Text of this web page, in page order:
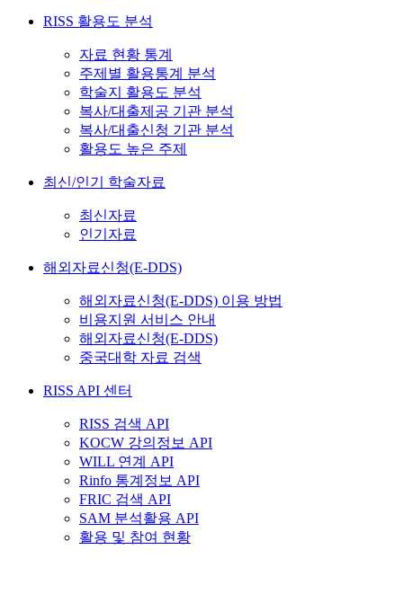
RISS 활용도 분석
자료 현황 통계
주제별 활용통계 분석
학술지 활용도 분석
복사/대출제공 기관 분석
복사/대출신청 기관 분석
활용도 높은 주제
최신/인기 학술자료
최신자료
인기자료
해외자료신청(E-DDS)
해외자료신청(E-DDS) 이용 방법
비용지원 서비스 안내
해외자료신청(E-DDS)
중국대학 자료 검색
RISS API 센터
RISS 검색 API
KOCW 강의정보 API
WILL 연계 API
Rinfo 통계정보 API
FRIC 검색 API
SAM 분석활용 API
활용 및 참여 현황